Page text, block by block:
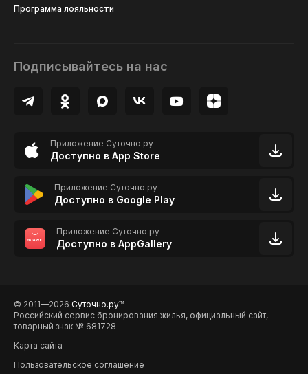
Программа лояльности
Подписывайтесь на нас
Приложение Суточно.ру
Доступно в App Store
Приложение Суточно.ру
Доступно в Google Play
Приложение Суточно.ру
Доступно в AppGallery
© 2011—2026 Суточно.руTM
Российский сервис бронирования жилья, официальный сайт,
товарный знак № 681728
Карта сайта
Пользовательское соглашение